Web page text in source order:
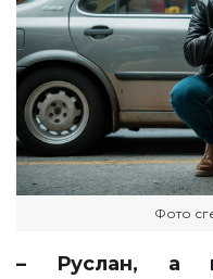
Фото
– Руслан, а